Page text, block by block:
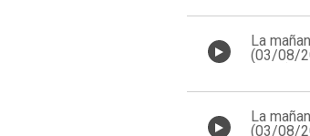
La
(03/08/
La
(03/08/